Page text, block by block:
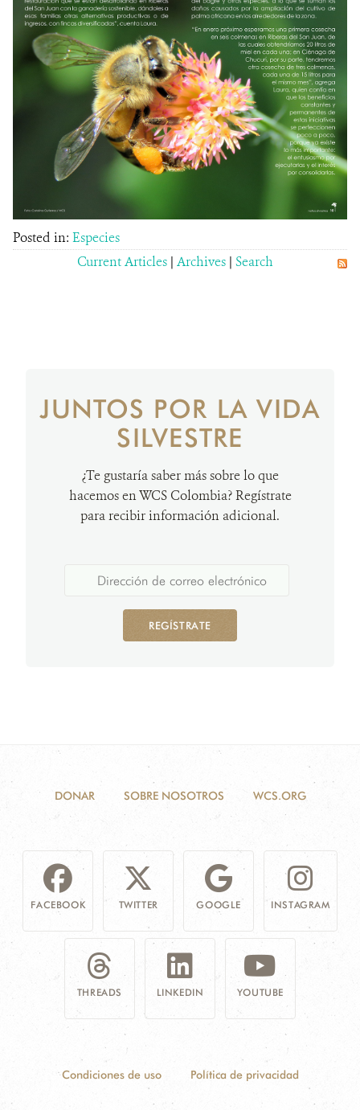
Posted in: Especies
Current Articles | Archives | Search
JUNTOS POR LA VIDA
SILVESTRE
¿Te gustaría saber más sobre lo que
hacemos en WCS Colombia? Regístrate
para recibir información adicional.
REGÍSTRATE
DONAR SOBRE NOSOTROS WCS.ORG
FACEBOOK TWITTER GOOGLE INSTAGRAM
THREADS LINKEDIN YOUTUBE
Condiciones de uso Política de privacidad